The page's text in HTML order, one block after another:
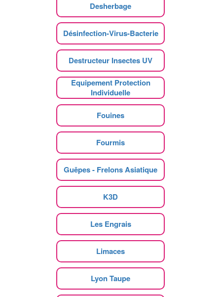
Desherbage
Désinfection-Virus-Bacterie
Destructeur Insectes UV
Equipement Protection
Individuelle
Fouines
Fourmis
Guêpes - Frelons Asiatique
K3D
Les Engrais
Limaces
Lyon Taupe